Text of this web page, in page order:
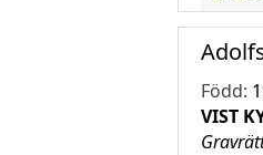
Född:
VIST